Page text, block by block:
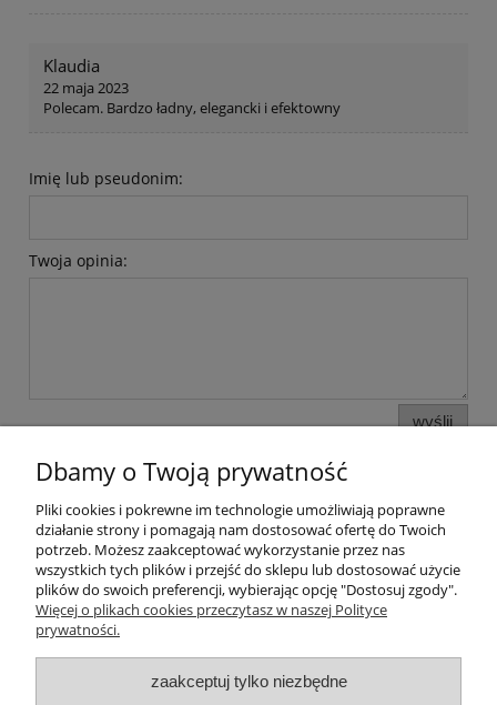
Klaudia
22 maja 2023
Polecam. Bardzo ładny, elegancki i efektowny
Imię lub pseudonim:
Twoja opinia:
wyślij
Informacje i pomoc
Moje konto
O nas
Dbamy o Twoją prywatność
Pliki cookies i pokrewne im technologie umożliwiają poprawne
działanie strony i pomagają nam dostosować ofertę do Twoich
potrzeb. Możesz zaakceptować wykorzystanie przez nas
wszystkich tych plików i przejść do sklepu lub dostosować użycie
plików do swoich preferencji, wybierając opcję "Dostosuj zgody".
Więcej o plikach cookies przeczytasz w naszej Polityce
prywatności.
zaakceptuj tylko niezbędne